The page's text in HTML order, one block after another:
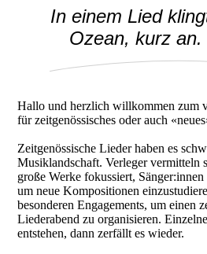
In einem Lied
Ozean, kurz an.
Hallo und herzlich willkommen zum
für zeitgenössisches oder auch
Zeitgenössische Lieder haben es
Musiklandschaft. Verleger vermitteln
große Werke fokussiert,
um neue Kompositionen
besonderen Engagements, um einen
Liederabend zu organisieren.
entstehen, dann zerfällt es wieder.